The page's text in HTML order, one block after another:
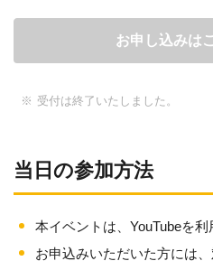
お申し込みは
受付は終了いたしました。
当日の参加方法
本イベントは、YouTubeを利
お申込みいただいた方には